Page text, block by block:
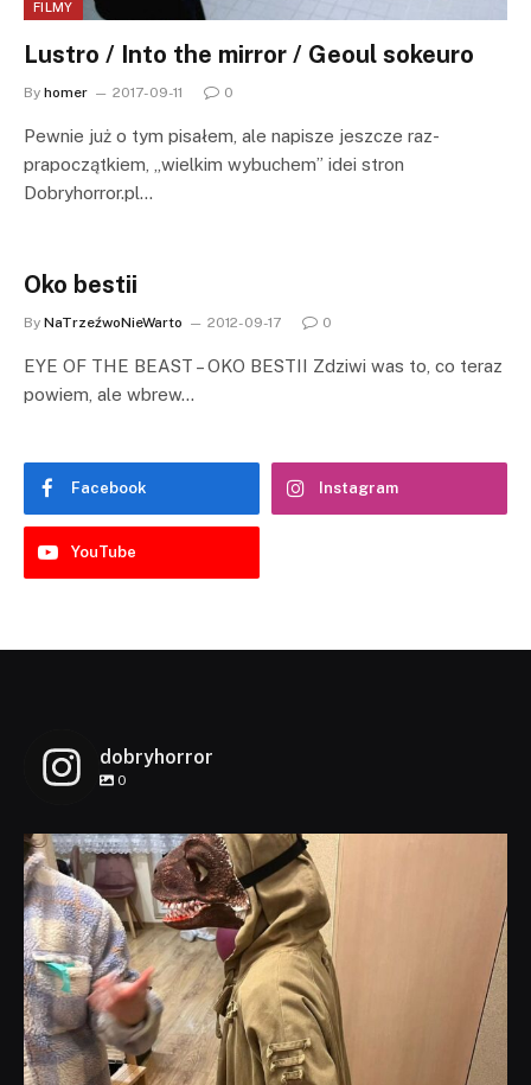
FILMY
Lustro / Into the mirror / Geoul sokeuro
By homer 2017-09-11 0
Pewnie już o tym pisałem, ale napisze jeszcze raz-
prapoczątkiem, „wielkim wybuchem” idei stron
Dobryhorror.pl…
Oko bestii
By NaTrzeźwoNieWarto 2012-09-17 0
EYE OF THE BEAST – OKO BESTII Zdziwi was to, co teraz
powiem, ale wbrew…
Facebook Instagram
YouTube
dobryhorror
0
dobryhorror
Lis 1